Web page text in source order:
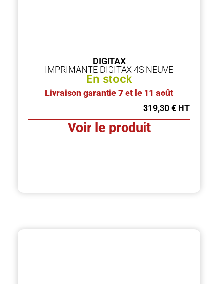
DIGITAX
IMPRIMANTE DIGITAX 4S NEUVE
En stock
Livraison garantie 7 et le 11 août
319,30€
Voir le produit